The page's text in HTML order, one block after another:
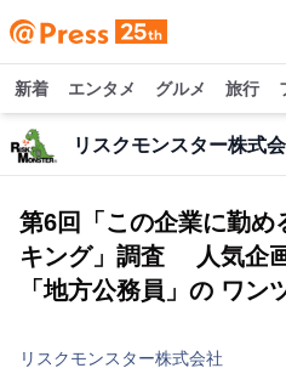
新着 エンタメ グルメ 旅行
リスクモンスター株式
第6回「この企業に勤め
キング」調査 人気企画
「地方公務員」の ワン
リスクモンスター株式会社